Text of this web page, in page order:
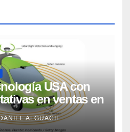
USA con
en ventas en
años, según
ALGUACIL